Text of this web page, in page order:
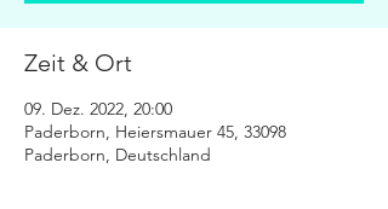
Zeit & Ort
09. Dez. 2022, 20:00
Paderborn, Heiersmauer 45, 33098
Paderborn, Deutschland